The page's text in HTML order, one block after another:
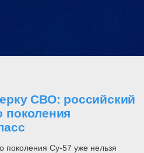
СВО: российский
поколения
поколения Су-57 уже нельзя